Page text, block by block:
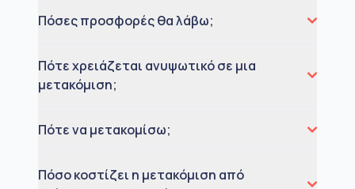
Πόσες προσφορές θα λάβω;
Πότε χρειάζεται ανυψωτικό σε μια
μετακόμιση;
Πότε να μετακομίσω;
Πόσο κοστίζει η μετακόμιση από